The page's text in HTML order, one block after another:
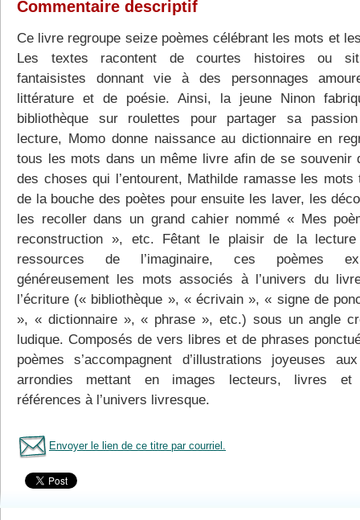
Commentaire descriptif
Ce livre regroupe seize poèmes célébrant les mots et
Les textes racontent de courtes histoires ou
fantaisistes donnant vie à des personnages
littérature et de poésie. Ainsi, la jeune Ninon
bibliothèque sur roulettes pour partager sa
lecture, Momo donne naissance au dictionnaire en
tous les mots dans un même livre afin de se souvenir
des choses qui l’entourent, Mathilde ramasse les mots
de la bouche des poètes pour ensuite les laver, les
les recoller dans un grand cahier nommé « Mes
reconstruction », etc. Fêtant le plaisir de la
ressources de l’imaginaire, ces poèmes
généreusement les mots associés à l’univers du
l’écriture (« bibliothèque », « écrivain », « signe de
», « dictionnaire », « phrase », etc.) sous un angle
ludique. Composés de vers libres et de phrases
poèmes s’accompagnent d’illustrations joyeuses
arrondies mettant en images lecteurs, livres et
références à l’univers livresque.
Envoyer le lien de ce titre par courriel.